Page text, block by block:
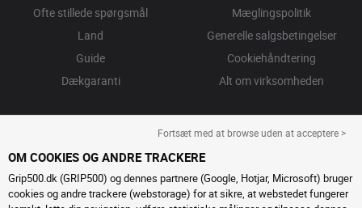
Ofte stillede spørgsmål
Land
Guide
Dækgaranti
Mæglingspolitik
Generelle salgsbetingelser
Cookiehåndtering
Alt om virksomheden
Fortsæt med at browse uden at acceptere >
OM COOKIES OG ANDRE TRACKERE
Grip500.dk (GRIP500) og dennes partnere (Google, Hotjar, Microsoft) bruger
cookies og andre trackere (webstorage) for at sikre, at webstedet fungerer